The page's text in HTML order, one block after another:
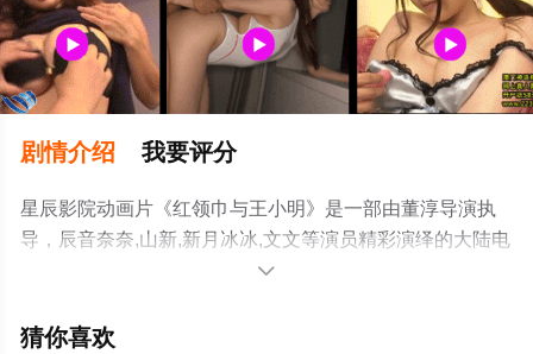
剧情介绍 我要评分
星辰影院动画片《红领巾与王小明》是一部由董淳导演执
导，辰音奈奈,山新,新月冰冰,文文等演员精彩演绎的大陆电
影，手机免费观看高清未删减完整版电影就上星辰电影
平台了解。

猜你喜欢